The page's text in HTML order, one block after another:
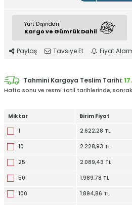
Yurt Dışından
Kargo ve Gümrük Dahil
Paylaş Tavsiye Et Fiyat
Tahmini Kargoya Teslim Tarihi:
Hafta sonu ve resmi tatil tarihlerinde,
Miktar
Birim Fiyat
1
2.622,28 TL
10 2.228,93 TL
25 2.089,43 TL
50 1.989,78 TL
100 1.894,86 TL